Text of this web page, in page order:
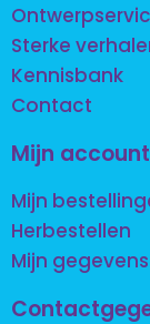
Sterke
Kennisbank
Contact
Mijn account
Mijn
Herbestellen
Mijn gegevens